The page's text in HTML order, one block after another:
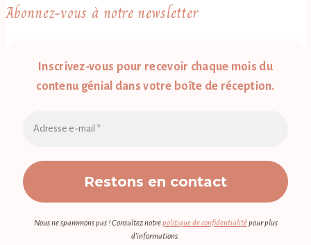
Abonnez-vous à notre newsletter
Inscrivez-vous pour recevoir chaque mois du
contenu génial dans votre boîte de réception.
Nous ne spammons pas ! Consultez notrepolitique de confidentialitépour plus
d’informations.